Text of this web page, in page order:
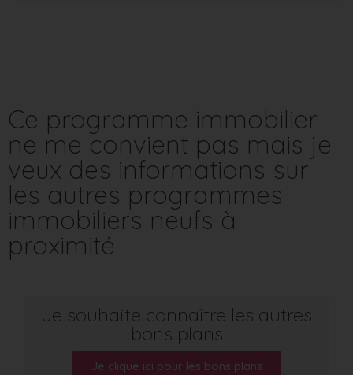
Ce programme immobilier
ne me convient pas mais je
veux des informations sur
les autres programmes
immobiliers neufs à
proximité
Je souhaite connaître les autres
bons plans
Je clique ici pour les bons plans